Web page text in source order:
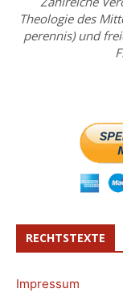
Theologie des
perennis) und
RECHTSTEXTE
Impressum